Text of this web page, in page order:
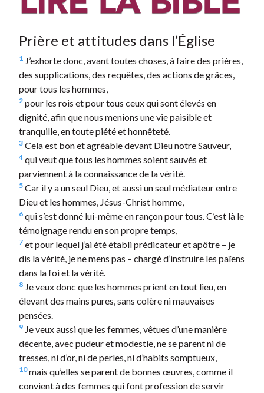
Prière et attitudes dans l’Église
1 J’exhorte donc, avant toutes choses, à faire des prières,
des supplications, des requêtes, des actions de grâces,
pour tous les hommes,
2 pour les rois et pour tous ceux qui sont élevés en
dignité, afin que nous menions une vie paisible et
tranquille, en toute piété et honnêteté.
3 Cela est bon et agréable devant Dieu notre Sauveur,
4 qui veut que tous les hommes soient sauvés et
parviennent à la connaissance de la vérité.
5 Car il y a un seul Dieu, et aussi un seul médiateur entre
Dieu et les hommes, Jésus-Christ homme,
6 qui s’est donné lui-même en rançon pour tous. C’est là le
témoignage rendu en son propre temps,
7 et pour lequel j’ai été établi prédicateur et apôtre – je
dis la vérité, je ne mens pas – chargé d’instruire les païens
dans la foi et la vérité.
8 Je veux donc que les hommes prient en tout lieu, en
élevant des mains pures, sans colère ni mauvaises
pensées.
9 Je veux aussi que les femmes, vêtues d’une manière
décente, avec pudeur et modestie, ne se parent ni de
tresses, ni d’or, ni de perles, ni d’habits somptueux,
10mais qu’elles se parent de bonnes œuvres, comme il
convient à des femmes qui font profession de servir